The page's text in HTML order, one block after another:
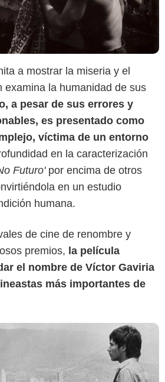
a mostrar la miseria y el
examina la humanidad de sus
a pesar de sus errores y
es presentado como
víctima de un entorno
en la caracterización
Futuro' por encima de otros
en un estudio
humana.
de cine de renombre y
premios, la película
el nombre de Víctor Gaviria
más importantes de